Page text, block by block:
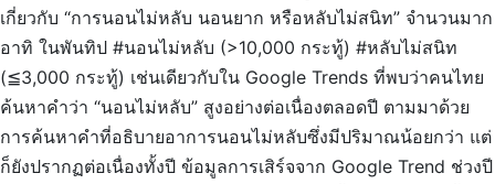
เกี่ยวกับ “การนอนไม่หลับ นอนยาก หรือหลับไม่สนิท” จำนวนมาก
อาทิ ในพันทิป #นอนไม่หลับ (>10,000 กระทู้) #หลับไม่สนิท
(≦3,000 กระทู้) เช่นเดียวกับใน Google Trends ที่พบว่าคนไทย
ค้นหาคำว่า “นอนไม่หลับ” สูงอย่างต่อเนื่องตลอดปี ตามมาด้วย
การค้นหาคำที่อธิบายอาการนอนไม่หลับซึ่งมีปริมาณน้อยกว่า แต่
ก็ยังปรากฏต่อเนื่องทั้งปี ข้อมูลการเสิร์จจาก Google Trend ช่วงปี